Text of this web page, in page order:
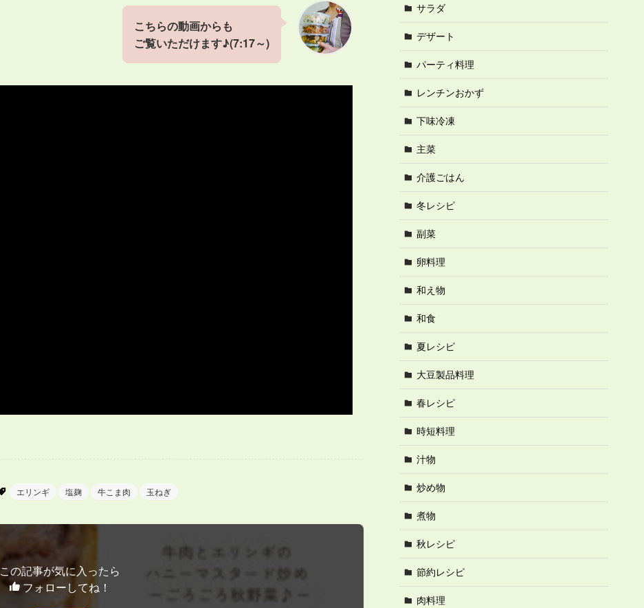
こちらの動画からも
ご覧いただけます♪(7:17～)
エリンギ 塩麹 牛こま肉 玉ねぎ
この記事が気に入ったら
フォローしてね！
サラダ
デザート
パーティ料理
レンチンおかず
下味冷凍
主菜
介護ごはん
冬レシピ
副菜
卵料理
和え物
和食
夏レシピ
大豆製品料理
春レシピ
時短料理
汁物
炒め物
煮物
秋レシピ
節約レシピ
肉料理